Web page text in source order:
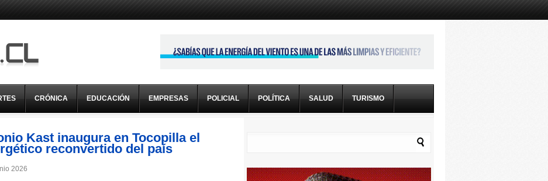
CRÓNICA EDUCACIÓN EMPRESAS POLICIAL POLÍTICA SALUD TURISMO
Kast inaugura en Tocopilla el
reconvertido del país
2026